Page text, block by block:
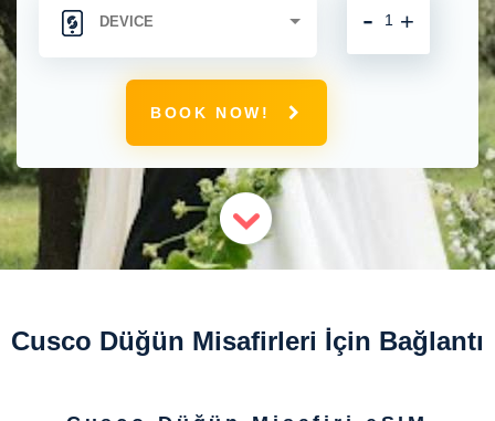
+
-
BOOK NOW!
Cusco Düğün Misafirleri İçin Bağlantı